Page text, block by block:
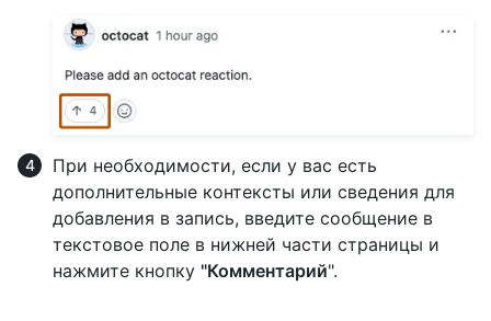
При необходимости, если у вас есть
дополнительные контексты или сведения для
добавления в запись, введите сообщение в
текстовое поле в нижней части страницы и
нажмите кнопку "Комментарий".